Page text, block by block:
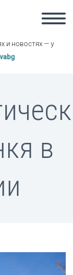
и новостях — у
в